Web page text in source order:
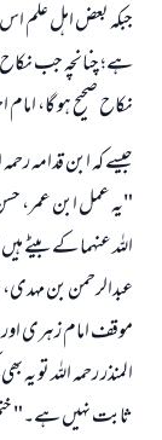
جبکہ بعض اہل علم
ہے؛ چنانچہ جب نکاح
نکاح صحیح ہو گا،
جیسے کہ ابن قدامہ
"یہ عمل ابن عمر،
اللہ عنہما کے
عبدالرحمن بن مہدی،
موقف امام زہری
المنذر رحمہ اللہ تو
ثابت نہیں ہے۔"